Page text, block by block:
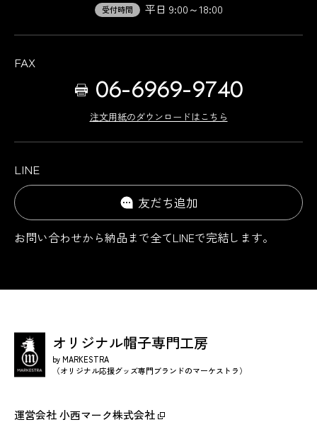
受付時間 平日 9:00～18:00
FAX
06-6969-9740
注文用紙のダウンロードはこちら
LINE
友だち追加
お問い合わせから納品まで全てLINEで完結します。
オリジナル帽子専門工房
by MARKESTRA
（オリジナル応援グッズ専門ブランドのマーケストラ）
運営会社 小西マーク株式会社